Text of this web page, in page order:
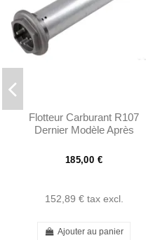
Flotteur Carburant R107
Dernier Modèle Après
185,00 €
152,89 € tax excl.
Ajouter au panier